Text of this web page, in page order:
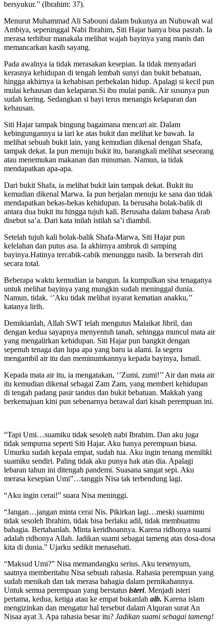
bersyukur.’’ (Ibrahim: 37).
Menurut Muhammad Ali Sabouni dalam bukunya an Nubuwah wal
Ambiya, sepeninggal Nabi Ibrahim, Siti Hajar hanya bisa pasrah. Ia
merasa terhibur manakala melihat wajah bayinya yang manis dan
memancarkan kasih sayang.
Pada awalnya ia tidak merasakan kesepian. Ia tidak menyadari
kerasnya kehidupan di tengah lembah sunyi dan bukit bebatuan,
hingga akhirnya ia kehabisan perbekalan hidup. Apalagi si kecil pun
mulai kehausan dan kelaparan.Si ibu mulai panik. Air susunya pun
sudah kering. Sedangkan si bayi terus menangis kelaparan dan
kehausan.
Siti Hajar tampak bingung bagaimana mencari air. Dalam
kebingungannya ia lari ke atas bukit dan melihat ke bawah. Ia
melihat sebuah bukit lain, yang kemudian dikenal dengan Shafa,
tampak dekat. Ia pun menuju bukit itu, barangkali melihat seseorang
atau menemukan makanan dan minuman. Namun, ia tidak
mendapatkan apa-apa.
Dari bukit Shafa, ia melihat bukit lain tampak dekat. Bukit itu
kemudian dikenal Marwa. Ia pun berjalan menuju ke sana dan tidak
mendapatkan bekas-bekas kehidupan. Ia berusaha bolak-balik di
antara dua bukit itu hingga tujuh kali. Berusaha dalam bahasa Arab
disebut sa’a. Dari kata inilah istilah sa’i diambil.
Setelah tujuh kali bolak-balik Shafa-Marwa, Siti Hajar pun
kelelahan dan putus asa. Ia akhirnya ambruk di samping
bayinya.Hatinya tercabik-cabik menunggu nasib. Ia berserah diri
secara total.
Beberapa waktu kemudian ia bangun. Ia kumpulkan sisa tenaganya
untuk melihat bayinya yang mungkin sudah meninggal dunia.
Namun, tidak. ‘’Aku tidak melihat isyarat kematian anakku,’’
katanya lirih.
Demikianlah, Allah SWT telah mengutus Malaikat Jibril, dan
dengan kedua sayapnya menyentuh tanah, sehingga muncul mata air
yang mengalirkan kehidupan. Siti Hajar pun bangkit dengan
sepenuh tenaga dan lupa apa yang baru ia alami. Ia segera
mengambil air itu dan meminumkannya kepada bayinya, Ismail.
Kepada mata air itu, ia mengatakan, ‘’Zumi, zumi!’’ Air dan mata air
itu kemudian dikenal sebagai Zam Zam, yang memberi kehidupan
di tengah padang pasir tandus dan bukit bebatuan. Makkah yang
berkemajuan kini pun sebenarnya berawal dari kisah perempuan ini.
“Tapi Umi…suamiku tidak sesoleh nabi Ibrahim. Dan aku juga
tidak sempurna seperti Siti Hajar. Aku hanya perempuan biasa.
Umurku sudah kepala empat, sudah tua. Aku ingin tenang memiliki
suamiku sendiri. Paling tidak aku punya hak atas dia. Apalagi
lebaran tahun ini ditengah pandemi. Suasana sangat sepi. Aku
merasa kesepian Umi”…tanggis Nisa tak terbendung lagi.
“Aku ingin cerai!” suara Nisa meninggi.
“Jangan…jangan minta cerai Nis. Pikirkan lagi…meski suamimu
tidak sesoleh Ibrahim, tidak bisa berlaku adil, tidak membuatmu
bahagia. Bertahanlah. Minta keridhoannya. Karena ridhonya suami
adalah ridhonya Allah. Jadikan suami sebagai tameng atas dosa-dosa
kita di dunia.” Ujarku sedikit menasehati.
“Maksud Umi?” Nisa memandangku serius. Aku tersenyum,
saatnya memberitahu Nisa sebuah rahasia. Rahasia perempuan yang
sudah menikah dan tak merasa bahagia dalam pernikahannya.
Untuk semua perempuan yang berstatus isteri. Menjadi isteri
pertama, kedua, ketiga atau ke empat bukanlah aib. Karena islam
mengizinkan dan mengatur hal tersebut dalam Alquran surat An
Nisaa ayat 3. Apa rahasia besar itu? Jadikan suami sebagai tameng!